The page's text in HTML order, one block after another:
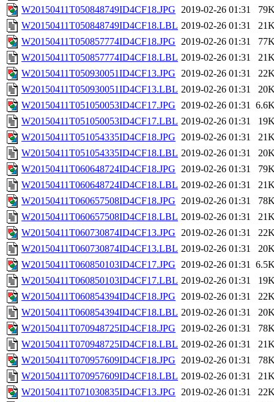
W20150411T050848749ID4CF18.JPG 2019-02-26 01:31
W20150411T050848749ID4CF18.LBL 2019-02-26 01:31
W20150411T050857774ID4CF18.JPG 2019-02-26 01:31
W20150411T050857774ID4CF18.LBL 2019-02-26 01:31
W20150411T050930051ID4CF13.JPG 2019-02-26 01:31
W20150411T050930051ID4CF13.LBL 2019-02-26 01:31
W20150411T051050053ID4CF17.JPG 2019-02-26 01:31
W20150411T051050053ID4CF17.LBL 2019-02-26 01:31
W20150411T051054335ID4CF18.JPG 2019-02-26 01:31
W20150411T051054335ID4CF18.LBL 2019-02-26 01:31
W20150411T060648724ID4CF18.JPG 2019-02-26 01:31
W20150411T060648724ID4CF18.LBL 2019-02-26 01:31
W20150411T060657508ID4CF18.JPG 2019-02-26 01:31
W20150411T060657508ID4CF18.LBL 2019-02-26 01:31
W20150411T060730874ID4CF13.JPG 2019-02-26 01:31
W20150411T060730874ID4CF13.LBL 2019-02-26 01:31
W20150411T060850103ID4CF17.JPG 2019-02-26 01:31
W20150411T060850103ID4CF17.LBL 2019-02-26 01:31
W20150411T060854394ID4CF18.JPG 2019-02-26 01:31
W20150411T060854394ID4CF18.LBL 2019-02-26 01:31
W20150411T070948725ID4CF18.JPG 2019-02-26 01:31
W20150411T070948725ID4CF18.LBL 2019-02-26 01:31
W20150411T070957609ID4CF18.JPG 2019-02-26 01:31
W20150411T070957609ID4CF18.LBL 2019-02-26 01:31
W20150411T071030835ID4CF13.JPG 2019-02-26 01:31